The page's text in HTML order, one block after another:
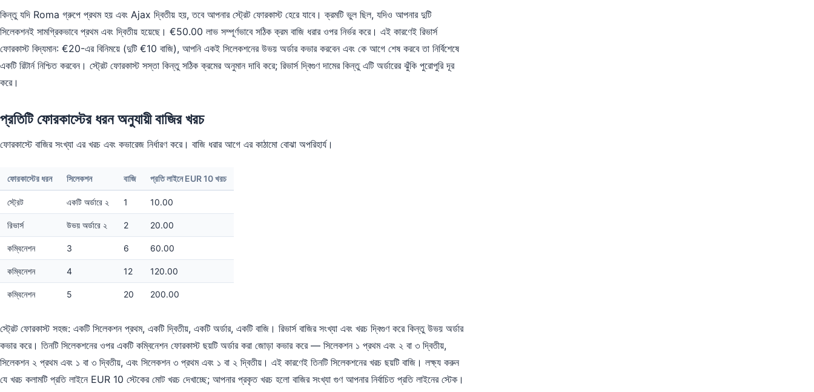
কিন্তু যদি Roma গ্রুপে প্রথম হয় এবং Ajax দ্বিতীয় হয়, তবে আপনার স্ট্রেট ফোরকাস্ট হেরে যাবে। ক্রমটি ভুল ছিল, যদিও আপনার দুটি
সিলেকশনই সামগ্রিকভাবে প্রথম এবং দ্বিতীয় হয়েছে। €50.00 লাভ সম্পূর্ণভাবে সঠিক ক্রম বাজি ধরার ওপর নির্ভর করে। এই কারণেই রিভার্স
ফোরকাস্ট বিদ্যমান: €20-এর বিনিময়ে (দুটি €10 বাজি), আপনি একই সিলেকশনের উভয় অর্ডার কভার করবেন এবং কে আগে শেষ করবে তা নির্বিশেষে
একটি রিটার্ন নিশ্চিত করবেন। স্ট্রেট ফোরকাস্ট সস্তা কিন্তু সঠিক ক্রমের অনুমান দাবি করে; রিভার্স দ্বিগুণ দামের কিন্তু এটি অর্ডারের ঝুঁকি পুরোপুরি দূর
করে।
প্রতিটি ফোরকাস্টের ধরন অনুযায়ী বাজির খরচ
ফোরকাস্টে বাজির সংখ্যা এর খরচ এবং কভারেজ নির্ধারণ করে। বাজি ধরার আগে এর কাঠামো বোঝা অপরিহার্য।
ফোরকাস্টের ধরন সিলেকশন বাজি প্রতি লাইনে EUR 10 খরচ
স্ট্রেট একটি অর্ডারে ২ 1 10.00
রিভার্স উভয় অর্ডারে ২ 2 20.00
কম্বিনেশন 3 6 60.00
কম্বিনেশন 4 12 120.00
কম্বিনেশন 5 20 200.00
স্ট্রেট ফোরকাস্ট সহজ: একটি সিলেকশন প্রথম, একটি দ্বিতীয়, একটি অর্ডার, একটি বাজি। রিভার্স বাজির সংখ্যা এবং খরচ দ্বিগুণ করে কিন্তু উভয় অর্ডার
কভার করে। তিনটি সিলেকশনের ওপর একটি কম্বিনেশন ফোরকাস্ট ছয়টি অর্ডার করা জোড়া কভার করে — সিলেকশন ১ প্রথম এবং ২ বা ৩ দ্বিতীয়,
সিলেকশন ২ প্রথম এবং ১ বা ৩ দ্বিতীয়, এবং সিলেকশন ৩ প্রথম এবং ১ বা ২ দ্বিতীয়। এই কারণেই তিনটি সিলেকশনের খরচ ছয়টি বাজি। লক্ষ্য করুন
যে খরচ কলামটি প্রতি লাইনে EUR 10 স্টেকের মোট খরচ দেখাচ্ছে; আপনার প্রকৃত খরচ হলো বাজির সংখ্যা গুণ আপনার নির্বাচিত প্রতি লাইনের স্টেক।